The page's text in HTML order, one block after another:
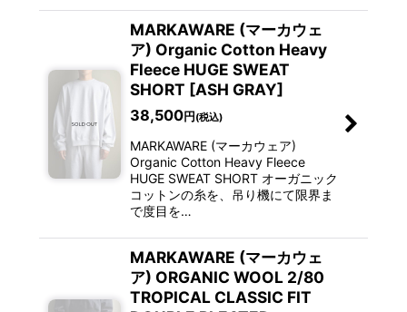
MARKAWARE (マーカウェ
ア) Organic Cotton Heavy
Fleece HUGE SWEAT
SHORT [ASH GRAY]
38,500円 (税込)
MARKAWARE (マーカウェア)
Organic Cotton Heavy Fleece
HUGE SWEAT SHORT オーガニック
コットンの糸を、吊り機にて限界ま
で度目を…
MARKAWARE (マーカウェ
ア) ORGANIC WOOL 2/80
TROPICAL CLASSIC FIT